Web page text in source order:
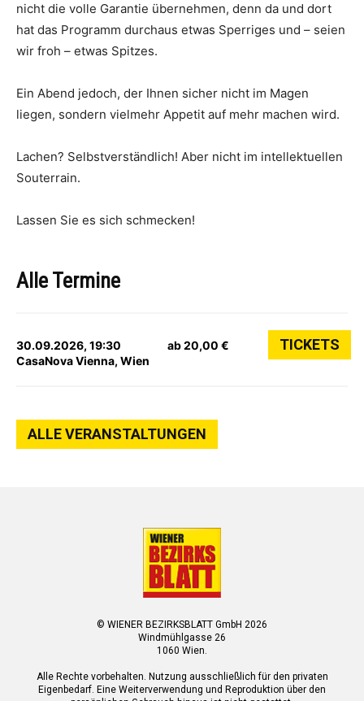
nicht die volle Garantie übernehmen, denn da und dort
hat das Programm durchaus etwas Sperriges und – seien
wir froh – etwas Spitzes.
Ein Abend jedoch, der Ihnen sicher nicht im Magen
liegen, sondern vielmehr Appetit auf mehr machen wird.
Lachen? Selbstverständlich! Aber nicht im intellektuellen
Souterrain.
Lassen Sie es sich schmecken!
Alle Termine
30.09.2026, 19:30
CasaNova Vienna, Wien
ab 20,00 € TICKETS
ALLE VERANSTALTUNGEN
© WIENER BEZIRKSBLATT GmbH 2026
Windmühlgasse 26
1060 Wien.
Alle Rechte vorbehalten. Nutzung ausschließlich für den privaten
Eigenbedarf. Eine Weiterverwendung und Reproduktion über den